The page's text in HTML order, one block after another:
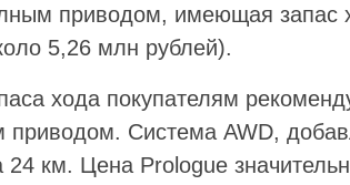
приводом, имеющая запас
5,26 млн рублей).
хода покупателям
приводом. Система AWD,
24 км. Цена Prologue